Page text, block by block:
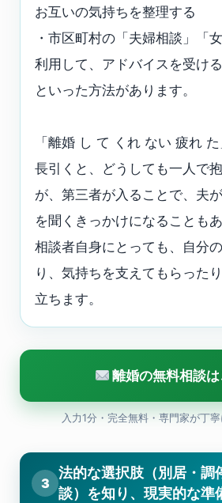
お互いの気持ちを整理する
・市区町村の「夫婦相談」「
利用して、アドバイスを受ける
といった方法があります。
「離婚 し て くれ ない 疲れ
長引くと、どうしても一人で
が、第三者が入ることで、夫
を聞くきっかけになることも
相談者自身にとっても、自分
り、気持ちを支えてもらった
立ちます。
離婚の無料相談は
入力1分・完全無料・専門家が丁
3
法的な選択肢（別居・調
談）を知り、現実的な準